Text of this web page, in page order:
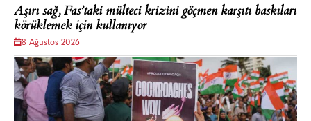
Aşırı sağ, Fas’taki mülteci krizini göçmen karşıtı baskıları
körüklemek için kullanıyor
8 Ağustos 2026